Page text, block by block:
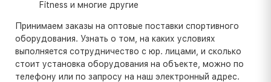
Fitness и многие другие
Принимаем заказы на оптовые поставки спортивного
оборудования. Узнать о том, на каких условиях
выполняется сотрудничество с юр. лицами, и сколько
стоит установка оборудования на объекте, можно по
телефону или по запросу на наш электронный адрес.